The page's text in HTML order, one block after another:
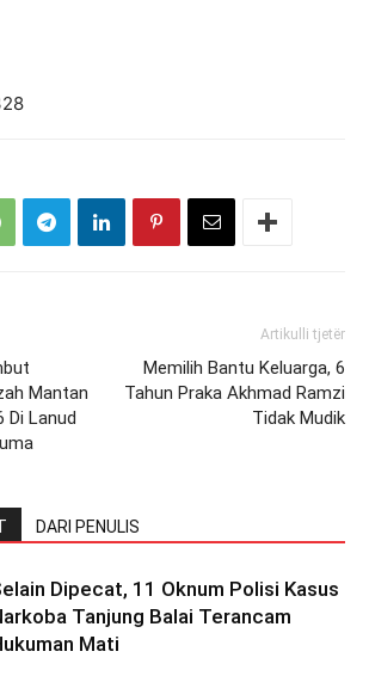
Mantan
Di Lanud
Artikulli tjetër
Memilih Bantu Keluarga, 6
Tahun Praka Akhmad Ramzi
Tidak Mudik
DARI PENULIS
Dipecat, 11 Oknum Polisi Kasus
Tanjung Balai Terancam
Mati